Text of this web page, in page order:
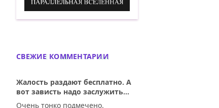
Параллельная вселенная. Демотиватор
СВЕЖИЕ КОММЕНТАРИИ
Жалость раздают бесплатно. А
вот зависть надо заслужить...
Очень тонко подмечено.